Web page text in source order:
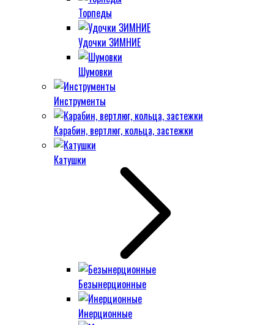
Торпеды
Удочки ЗИМНИЕ
Шумовки
Инструменты
Карабин, вертлюг, кольца, застежки
Катушки
Безынерционные
Инерционные